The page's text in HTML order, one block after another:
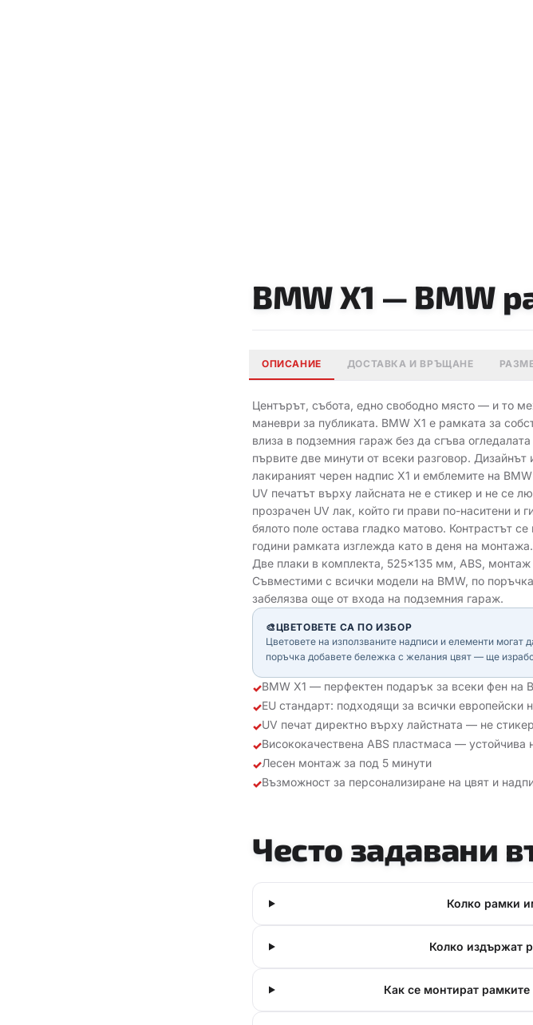
BMW X1 — BMW
ОПИСАНИЕ ДОСТАВКА И ВРЪЩАНЕ
Центърът, събота, едно свободно място — и то
маневри за публиката. BMW X1 е рамката за
влиза в подземния гараж без да сгъва
първите две минути от всеки разговор.
лакираният черен надпис X1 и емблемите на
UV печатът върху лайсната не е стикер и не се
прозрачен UV лак, който ги прави по-наситени и
бялото поле остава гладко матово. Контрастът
години рамката изглежда като в деня на
Две плаки в комплекта, 525×135 мм, ABS,
Съвместими с всички модели на BMW, по
забелязва още от входа на подземния гараж.
🎨ЦВЕТОВЕТЕ СА ПО ИЗБОР
Цветовете на използваните надписи и елементи
поръчка добавете бележка с желания цвят — ще
✓BMW X1 — перфектен подарък за всеки фен на
✓EU стандарт: подходящи за всички европейски
✓UV печат директно върху лайстната — не стикер
✓Висококачествена ABS пластмаса —
✓Лесен монтаж за под 5 минути
✓Възможност за персонализиране на цвят и
Често задавани
Колко рамки
Колко издържат
Как се монтират